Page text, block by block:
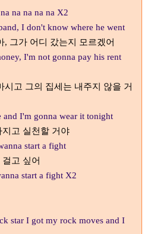
na na na na X2
I don't know where he went
, 그가 어디 갔는지 모르겠어
I'm not gonna pay his rent
시고 그의 집세는 내주지 않을 거
and I'm gonna wear it tonight
고 실천할 거야
start a fight
고 싶어
start a fight X2
star I got my rock moves and I